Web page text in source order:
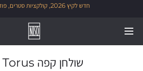
חדש לקיץ 2026, קולקציות סטרים, פודל, ונודוס
שולחן קפה Torus